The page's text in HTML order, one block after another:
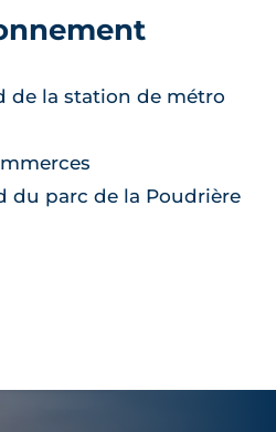
de la station de métro
du parc de la Poudrière